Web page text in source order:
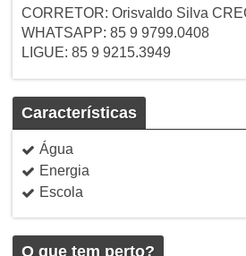
CORRETOR: Orisvaldo Silva
WHATSAPP: 85 9 9799.0408
LIGUE: 85 9 9215.3949
Características
Água
Energia
Escola
O que tem perto?